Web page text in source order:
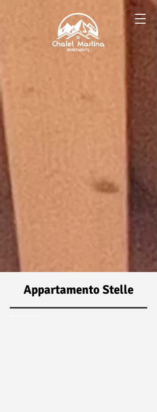
Appartamento Stelle